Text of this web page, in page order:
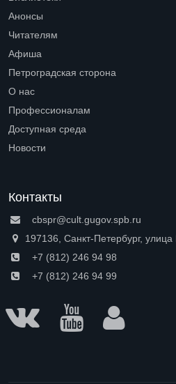
Анонсы
Читателям
Афиша
Петроградская сторона
О нас
Профессионалам
Доступная среда
Новости
Контакты
cbspr@cult.gugov.spb.ru
197136, Санкт-Петербург,
+7 (812) 246 94 98
+7 (812) 246 94 99